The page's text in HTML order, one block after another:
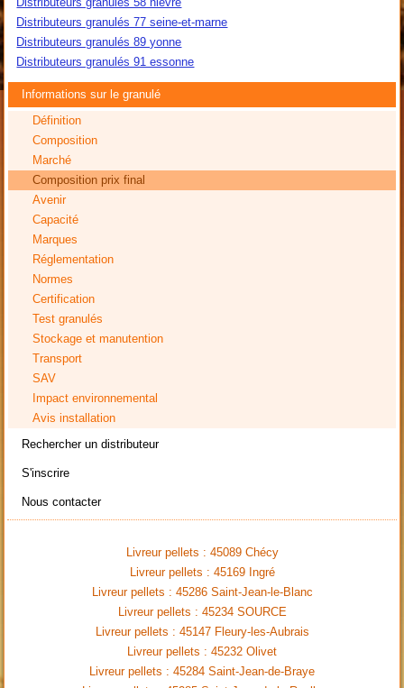
Distributeurs granulés 77 seine-et-marne
Distributeurs granulés 89 yonne
Distributeurs granulés 91 essonne
Informations sur le granulé
Définition
Composition
Marché
Composition prix final
Avenir
Capacité
Marques
Réglementation
Normes
Certification
Test granulés
Stockage et manutention
Transport
SAV
Impact environnemental
Avis installation
Rechercher un distributeur
S'inscrire
Nous contacter
Livreur pellets : 45089 Chécy
Livreur pellets : 45169 Ingré
Livreur pellets : 45286 Saint-Jean-le-Blanc
Livreur pellets : 45234 SOURCE
Livreur pellets : 45147 Fleury-les-Aubrais
Livreur pellets : 45232 Olivet
Livreur pellets : 45284 Saint-Jean-de-Braye